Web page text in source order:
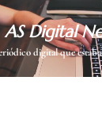
AS Digital
digital que